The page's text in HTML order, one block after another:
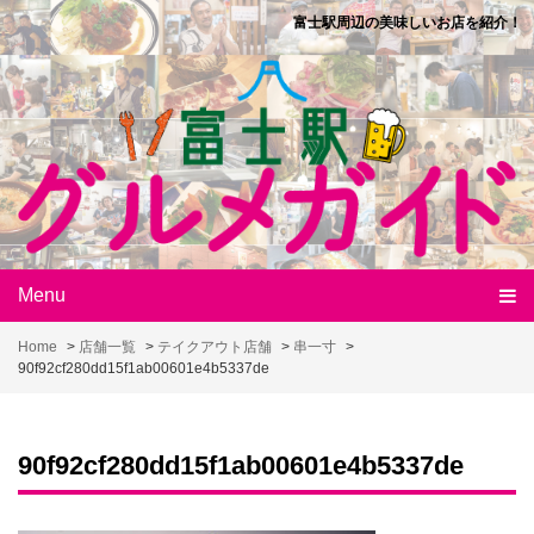
Skip
to
content
富士駅周辺の美味しいお店を紹介！
Menu
Home > 店舗一覧 > テイクアウト店舗 > 串一寸 >
90f92cf280dd15f1ab00601e4b5337de
90f92cf280dd15f1ab00601e4b5337de